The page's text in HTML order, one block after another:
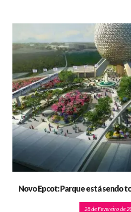
Novo Epcot: Parque está sendo
28 de Fevereiro de